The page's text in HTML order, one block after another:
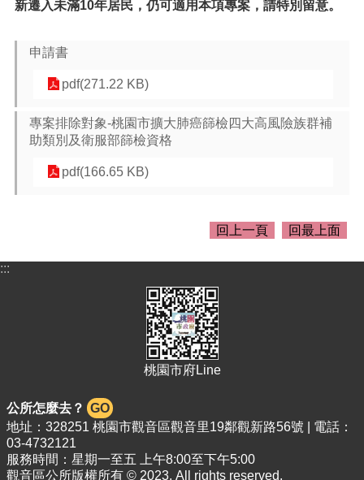
信
答
g
政
策
政
府
新遷入未滿10年居民，仍可適用本項專案，請特別留意。
申請書
pdf(271.22 KB)
專案排除對象-桃園市擴大肺癌篩檢四大高風險族群補
助類別及衛服部篩檢資格
pdf(166.65 KB)
回上一頁 回最上面
:::
桃園市府Line
公所怎麼去？ GO
地址：328251 桃園市觀音區觀音里19鄰觀新路56號 | 電話：
03-4732121
服務時間：星期一至五 上午8:00至下午5:00
觀音區公所版權所有 © 2023. All rights reserved.